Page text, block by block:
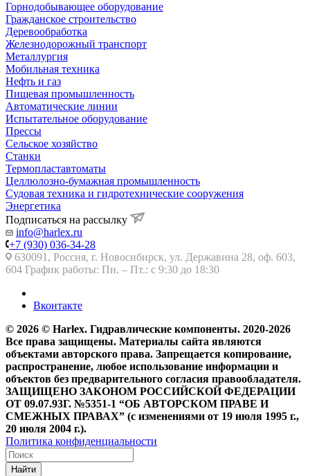
Горнодобывающее оборудование
Гражданское строительство
Деревообработка
Железнодорожный транспорт
Металлургия
Мобильная техника
Нефть и газ
Пищевая промышленность
Автоматические линии
Испытательное оборудование
Прессы
Сельское хозяйство
Станки
Термопластавтоматы
Целлюлозно-бумажная промышленность
Судовая техника и гидротехнические сооружения
Энергетика
Подписаться на рассылку
info@harlex.ru
+7 (930) 036-34-28
630091, Россия, г. Новосибирск, ул. Державина 28, оф. 603,
604 График работы: Пн. – Пт.: с 9:30 до 18:30
Вконтакте
© 2026 © Harlex. Гидравлические компоненты. 2020-2026
Все права защищены. Материалы сайта являются
объектами авторского права. Запрещается копирование,
распространение, любое использование информации и
объектов без предварительного согласия правообладателя.
ЗАЩИЩЕНО ЗАКОНОМ РОССИЙСКОЙ ФЕДЕРАЦИИ
ОТ 09.07.93Г. №5351-1 “ОБ АВТОРСКОМ ПРАВЕ И
СМЕЖНЫХ ПРАВАХ” (с изменениями от 19 июля 1995 г.,
20 июля 2004 г.).
Политика конфиденциальности
Найти